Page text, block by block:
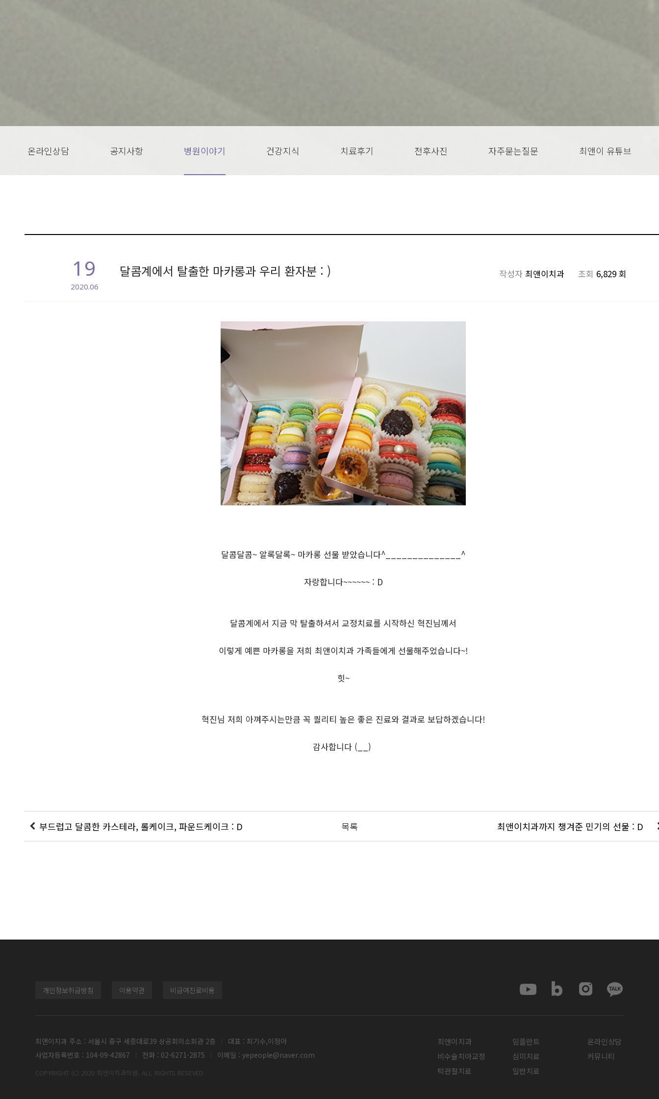
온라인상담 공지사항 병원이야기 건강지식 치료후기 전후사진 자주묻는질문 최앤이 유튜브
19
2020.06
달콤계에서 탈출한 마카롱과 우리 환자분 : ) 작성자최앤이치과 조회 6,829 회
달콤달콤~ 알록달록~ 마카롱 선물 받았습니다^______________^
자랑합니다~~~~~~ : D
달콤계에서 지금 막 탈출하셔서 교정치료를 시작하신 혁진님께서
이렇게 예쁜 마카롱을 저희 최앤이치과 가족들에게 선물해주었습니다~!
힛~
혁진님 저희 아껴주시는만큼 꼭 퀄리티 높은 좋은 진료와 결과로 보답하겠습니다!
감사합니다 (__)
부드럽고 달콤한 카스테라, 롤케이크, 파운드케이크 : D 최앤이치과까지 챙겨준 민기의 선물 : D
목록
개인정보취급방침 이용약관 비급여진료비용
최앤이치과 주소 : 서울시 중구 세종대로39 상공회의소회관 2층
대표 : 최기수,이정아
사업자등록번호 : 104-09-42867
전화 : 02-6271-2875 이메일 : yepeople@naver.com
COPYRIGHT (C) 2020 최앤이치과의원. ALL RIGHTS RESEVED
최앤이치과 임플란트
온라인상담
비수술치아교정
심미치료
커뮤니티
턱관절치료
일반치료